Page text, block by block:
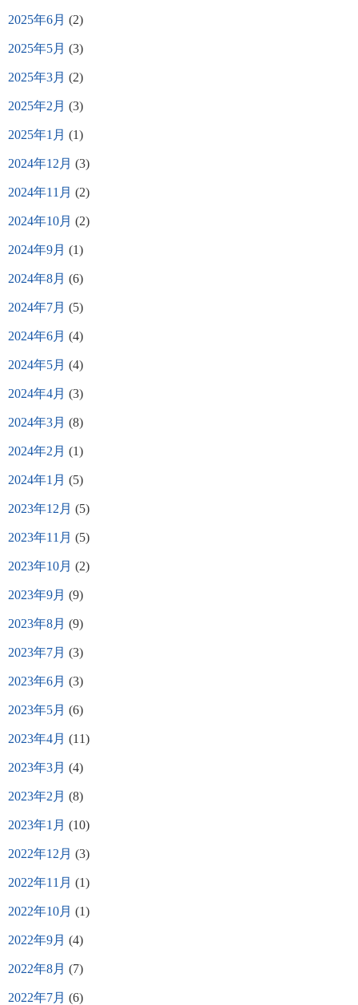
2025年6月 (2)
2025年5月 (3)
2025年3月 (2)
2025年2月 (3)
2025年1月 (1)
2024年12月 (3)
2024年11月 (2)
2024年10月 (2)
2024年9月 (1)
2024年8月 (6)
2024年7月 (5)
2024年6月 (4)
2024年5月 (4)
2024年4月 (3)
2024年3月 (8)
2024年2月 (1)
2024年1月 (5)
2023年12月 (5)
2023年11月 (5)
2023年10月 (2)
2023年9月 (9)
2023年8月 (9)
2023年7月 (3)
2023年6月 (3)
2023年5月 (6)
2023年4月 (11)
2023年3月 (4)
2023年2月 (8)
2023年1月 (10)
2022年12月 (3)
2022年11月 (1)
2022年10月 (1)
2022年9月 (4)
2022年8月 (7)
2022年7月 (6)